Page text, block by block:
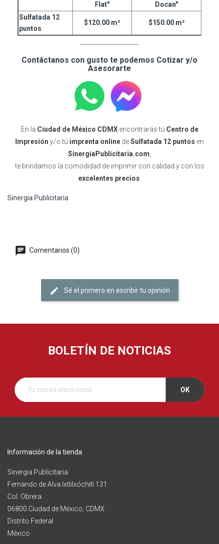
Flat"
Docan"
Sulfatada 12
puntos
$120.00 m² $150.00 m²
Contáctanos con gusto te podemos Cotizar y/o
Asesorarte
En la Ciudad de México CDMXencontrarás tú Centro de
Impresión y/o tú imprenta online deSulfatada 12 puntos en
SinergiaPublicitaria.com
te brindamos la comodidad de imprimir con calidad y con los
excelentes precios
Sinergia Publicitaria
Comentarios (0)
Sé el primero en escribir tu opinión
BOLETÍN DE NOTICIAS
Información de la tienda
Sinergia Publicitaria
Fernando de Alva Ixtlilxóchitl 131
Col. Obrera
06800 Ciudad de México, CDMX
Distrito Federal
México